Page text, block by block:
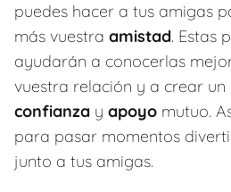
puedes hacer a tus amigas
más vuestra amistad. Estas
ayudarán a conocerlas
vuestra relación y a crear un
confianza y apoyo mutuo.
para pasar momentos
junto a tus amigas.